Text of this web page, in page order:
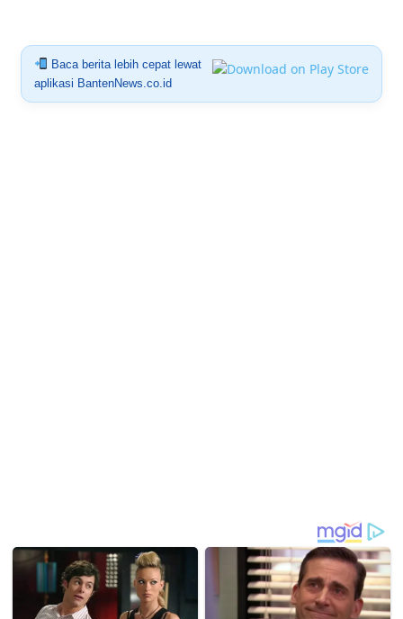
Baca berita lebih cepat lewat
aplikasi BantenNews.co.id